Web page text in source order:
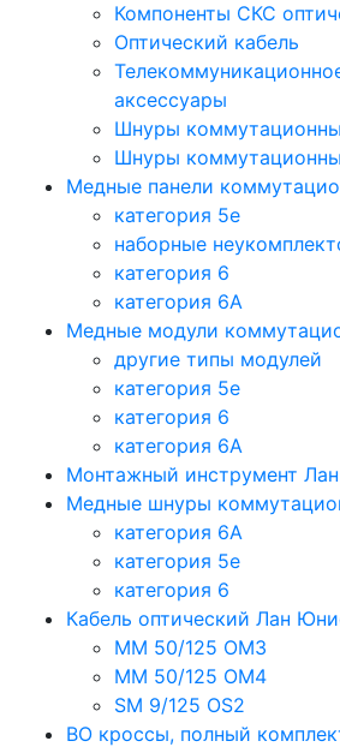
Компоненты СКС
Оптический кабель
аксессуары
Шнуры
Шнуры
Медные панели
категория 5e
наборные
категория 6
категория 6A
Медные модули
другие типы модулей
категория 5е
категория 6
категория 6A
Монтажный инструмент
Медные шнуры
категория 6A
категория 5e
категория 6
Кабель оптический Лан
MM 50/125 OM3
MM 50/125 OM4
SM 9/125 OS2
ВО кроссы, полный